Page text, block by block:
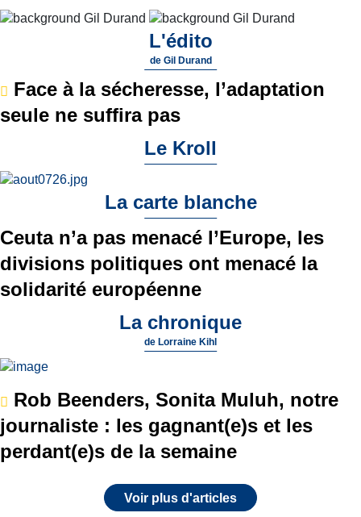
L'édito
de Gil Durand
Face à la sécheresse, l’adaptation
seule ne suffira pas
Le Kroll
La carte blanche
Ceuta n’a pas menacé l’Europe, les
divisions politiques ont menacé la
solidarité européenne
La chronique
de Lorraine Kihl
Rob Beenders, Sonita Muluh, notre
journaliste : les gagnant(e)s et les
perdant(e)s de la semaine
Voir plus d'articles